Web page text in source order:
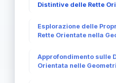
Distintive delle Rette
Esplorazione delle
Rette Orientate nella
Approfondimento sulle
Orientata nelle